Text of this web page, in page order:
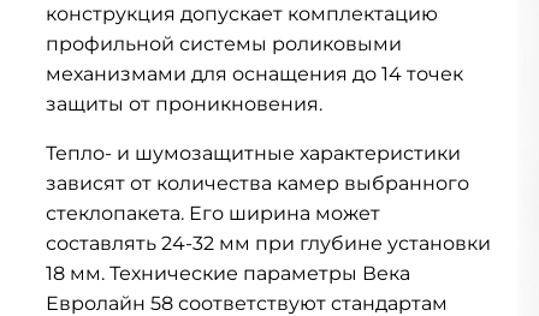
конструкция допускает комплектацию
профильной системы роликовыми
механизмами для оснащения до 14 точек
защиты от проникновения.
Тепло- и шумозащитные характеристики
зависят от количества камер выбранного
стеклопакета. Его ширина может
составлять 24-32 мм при глубине установки
18 мм. Технические параметры Века
Евролайн 58 соответствуют стандартам